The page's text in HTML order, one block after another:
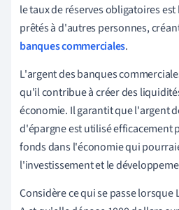
le taux de réserves obligatoires
prêtés à d'autres personnes,
banques commerciales.
L'argent des banques
qu'il contribue à créer des
économie. Il garantit que l'argent
d'épargne est utilisé efficacement
fonds dans l'économie qui
l'investissement et le
Considère ce qui se passe lorsque